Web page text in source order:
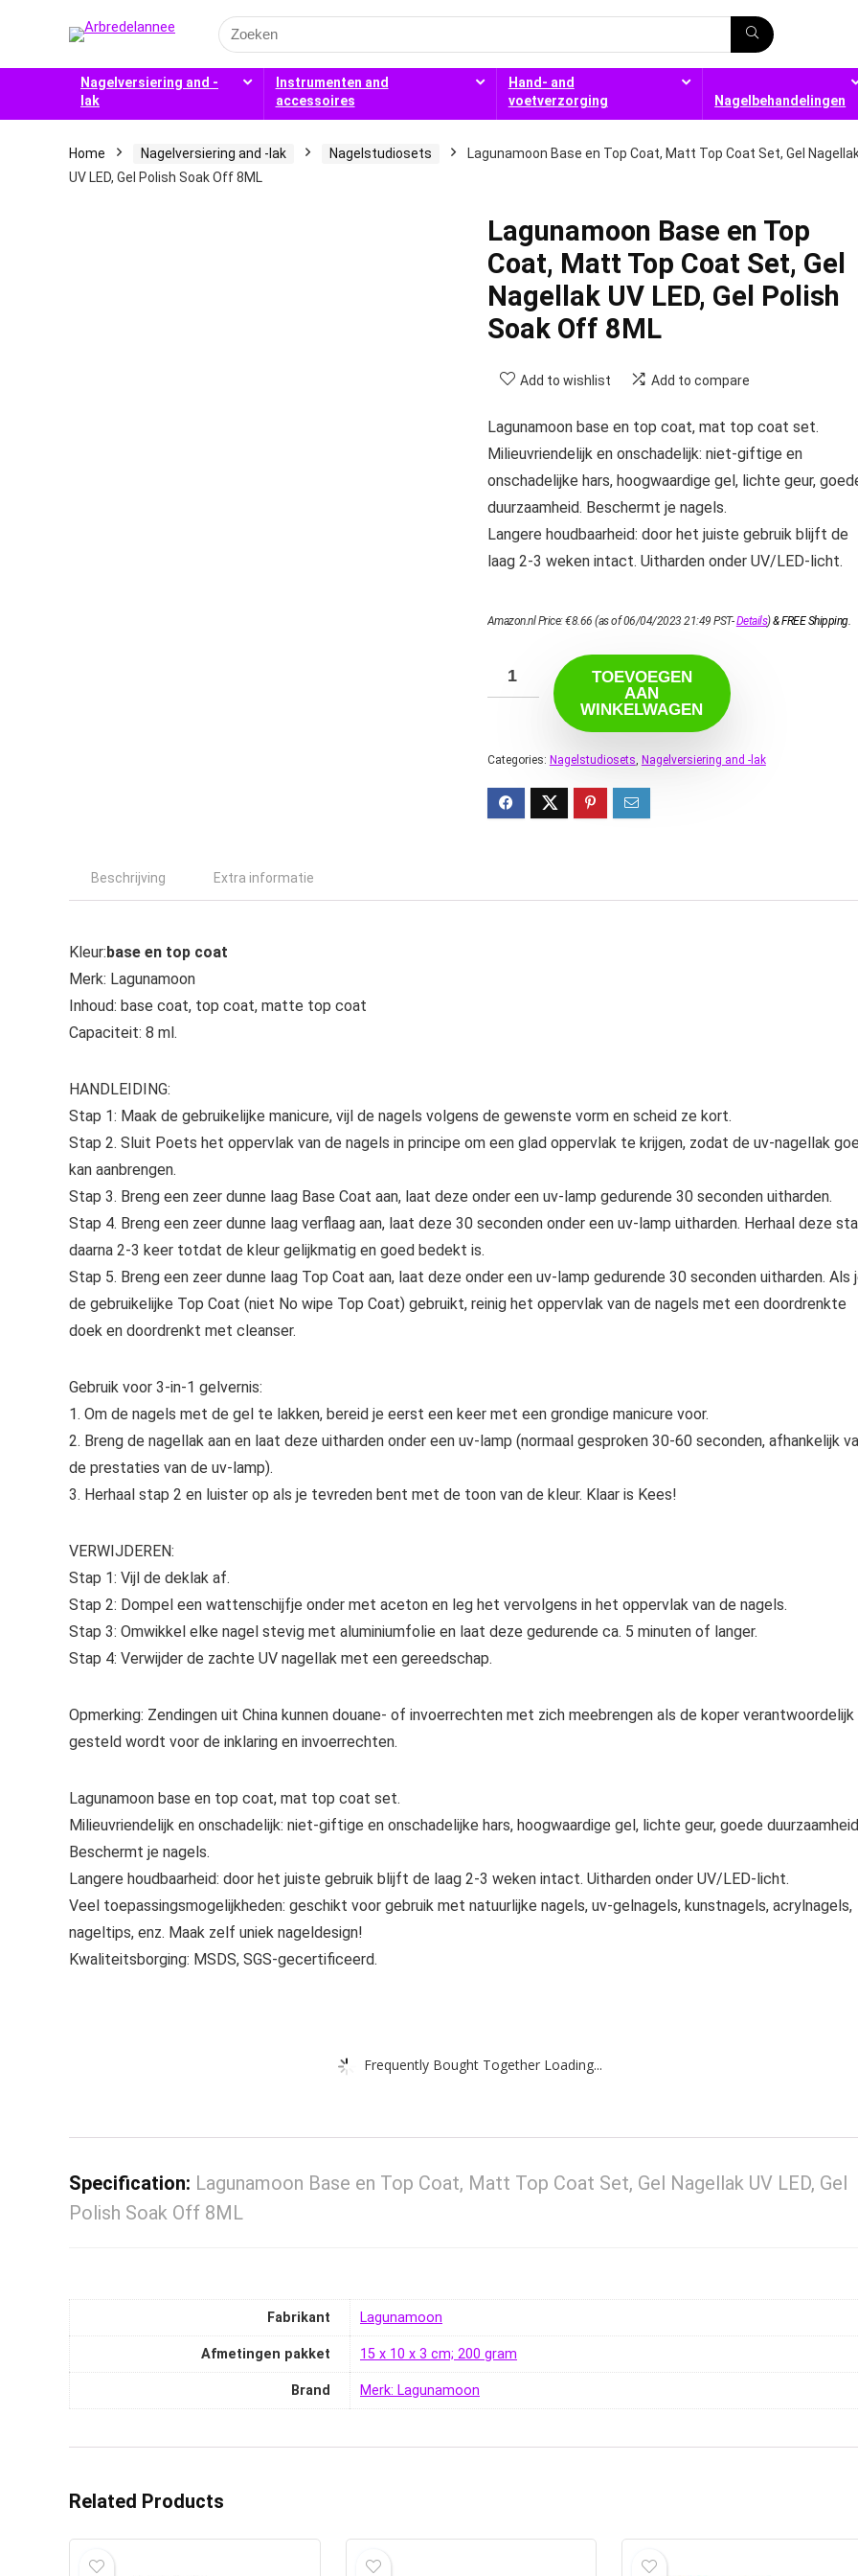
Search
for:
Nagelversiering and -
lak
Instrumenten and
accessoires
Hand- and
voetverzorging
Nagelbehandelingen
Home Nagelversiering and -lak Nagelstudiosets
Lagunamoon Base en Top Coat, Matt Top Coat Set, Gel
UV LED, Gel Polish Soak Off 8ML
Lagunamoon Base en Top
Coat, Matt Top Coat Set, Gel
Nagellak UV LED, Gel Polish
Soak Off 8ML
Add to wishlist Add to compare
Lagunamoon base en top coat, mat top coat set.
Milieuvriendelijk en onschadelijk: niet-giftige en
onschadelijke hars, hoogwaardige gel, lichte geur,
duurzaamheid. Beschermt je nagels.
Langere houdbaarheid: door het juiste gebruik blijft de
laag 2-3 weken intact. Uitharden onder UV/LED-licht.
Amazon.nl Price:€8.66 (as of 06/04/2023 21:49 PST-Details)&FREE Shipping.
TOEVOEGEN
AAN
WINKELWAGEN
Categories: Nagelstudiosets, Nagelversiering and -lak
Beschrijving Extra informatie
Kleur:base en top coat
Merk: Lagunamoon
Inhoud: base coat, top coat, matte top coat
Capaciteit: 8 ml.
HANDLEIDING:
Stap 1: Maak de gebruikelijke manicure, vijl de nagels volgens de gewenste vorm en scheid ze kort.
Stap 2. Sluit Poets het oppervlak van de nagels in principe om een glad oppervlak te krijgen, zodat de uv-nagellak
kan aanbrengen.
Stap 3. Breng een zeer dunne laag Base Coat aan, laat deze onder een uv-lamp gedurende 30 seconden uitharden.
Stap 4. Breng een zeer dunne laag verflaag aan, laat deze 30 seconden onder een uv-lamp uitharden. Herhaal deze
daarna 2-3 keer totdat de kleur gelijkmatig en goed bedekt is.
Stap 5. Breng een zeer dunne laag Top Coat aan, laat deze onder een uv-lamp gedurende 30 seconden uitharden. Als
de gebruikelijke Top Coat (niet No wipe Top Coat) gebruikt, reinig het oppervlak van de nagels met een doordrenkte
doek en doordrenkt met cleanser.
Gebruik voor 3-in-1 gelvernis:
1. Om de nagels met de gel te lakken, bereid je eerst een keer met een grondige manicure voor.
2. Breng de nagellak aan en laat deze uitharden onder een uv-lamp (normaal gesproken 30-60 seconden, afhankelijk
de prestaties van de uv-lamp).
3. Herhaal stap 2 en luister op als je tevreden bent met de toon van de kleur. Klaar is Kees!
VERWIJDEREN:
Stap 1: Vijl de deklak af.
Stap 2: Dompel een wattenschijfje onder met aceton en leg het vervolgens in het oppervlak van de nagels.
Stap 3: Omwikkel elke nagel stevig met aluminiumfolie en laat deze gedurende ca. 5 minuten of langer.
Stap 4: Verwijder de zachte UV nagellak met een gereedschap.
Opmerking: Zendingen uit China kunnen douane- of invoerrechten met zich meebrengen als de koper verantwoordelijk
gesteld wordt voor de inklaring en invoerrechten.
Lagunamoon base en top coat, mat top coat set.
Milieuvriendelijk en onschadelijk: niet-giftige en onschadelijke hars, hoogwaardige gel, lichte geur, goede
Beschermt je nagels.
Langere houdbaarheid: door het juiste gebruik blijft de laag 2-3 weken intact. Uitharden onder UV/LED-licht.
Veel toepassingsmogelijkheden: geschikt voor gebruik met natuurlijke nagels, uv-gelnagels, kunstnagels, acrylnagels,
nageltips, enz. Maak zelf uniek nageldesign!
Kwaliteitsborging: MSDS, SGS-gecertificeerd.
Frequently Bought Together Loading...
Specification: Lagunamoon Base en Top Coat, Matt Top Coat Set, Gel Nagellak UV LED, Gel
Polish Soak Off 8ML
Fabrikant ‎Lagunamoon
Afmetingen pakket ‎15 x 10 x 3 cm; 200 gram
Brand Merk: Lagunamoon
Related Products